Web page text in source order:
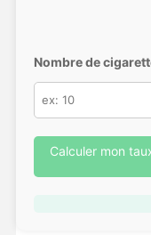
Nombre de
Calculer mon